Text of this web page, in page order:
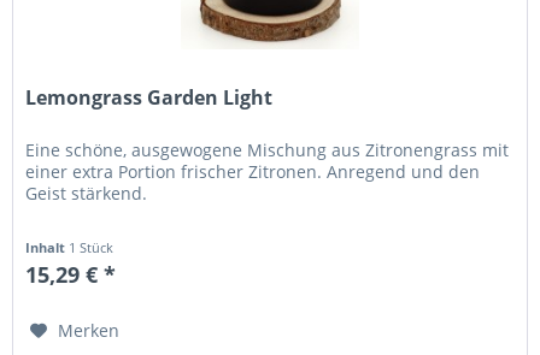
Lemongrass Garden Light
Eine schöne, ausgewogene Mischung aus Zitronengrass mit
einer extra Portion frischer Zitronen. Anregend und den
Geist stärkend.
Inhalt 1 Stück
15,29 € *
Merken